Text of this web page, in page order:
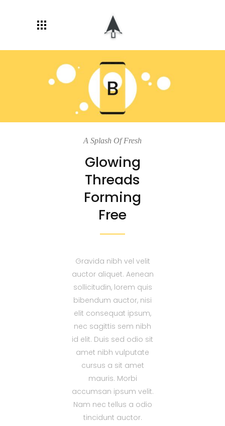
A Splash Of Fresh
Glowing
Threads
Forming
Free
Gravida nibh vel velit
auctor aliquet. Aenean
sollicitudin, lorem quis
bibendum auctor, nisi
elit consequat ipsum,
nec sagittis sem nibh
id elit. Duis sed odio sit
amet nibh vulputate
cursus a sit amet
mauris. Morbi
accumsan ipsum velit.
Nam nec tellus a odio
tincidunt auctor.